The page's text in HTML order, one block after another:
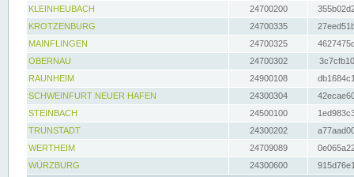
KLEINHEUBACH 24700200
KROTZENBURG
24700335
MAINFLINGEN
24700325
OBERNAU
24700302
RAUNHEIM
24900108
SCHWEINFURT NEUER HAFEN
24300304
STEINBACH
24500100
TRUNSTADT
24300202
WERTHEIM
24709089
WÜRZBURG
24300600